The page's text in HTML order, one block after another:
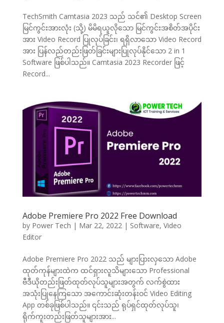
TechSmith Camtasia 2023 သည် သင်၏ Desktop Screen
မြင်ကွင်းအားလုံး (သို့) မိမိရယူလိုသော မြင်ကွင်းအစိတ်အပိုင်း
အား Video Record ပြုလုပ်ခြင်း၊ ရရှိလာသော Video Record
အား ပြန်လည်တည်းဖြတ်ခြင်းများပြုလုပ်နိုင်သော 2 in 1
Software ဖြစ်ပါသည်။ Camtasia 2023 Recorder ဖြင့်
Record...
Adobe Premiere Pro 2022 Free Download
by Power Tech | Mar 22, 2022| Software, Video
Editor
Adobe Premiere Pro 2022 သည် များပြားလှသော Adobe
ထုတ်ကုန်များထဲက ထင်ရှားလူသိများသော Professional
ဗီဒီယိုတည်းဖြတ်ထုတ်လုပ်သူများအတွက် လက်စွဲထား
အသုံးပြုနေကြသော အကောင်းဆုံးတန်းဝင် Video Editing
App တစ်ခုဖြစ်ပါသည်။ ၎င်းသည် ရုပ်ရှင်ထုတ်လုပ်သူ၊
ရိုက်ကူးတည်းဖြတ်သူများအား...